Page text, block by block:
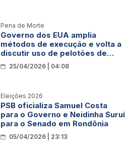
Pena de Morte
Governo dos EUA amplia
métodos de execução e volta a
discutir uso de pelotões de
fuzilamento
25/04/2026 | 04:08
Eleições 2026
PSB oficializa Samuel Costa
para o Governo e Neidinha Suruí
para o Senado em Rondônia
05/04/2026 | 23:13